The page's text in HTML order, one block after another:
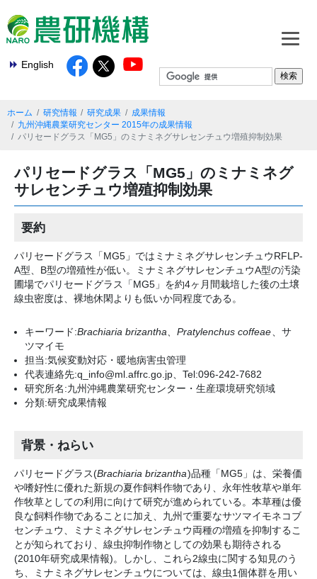
English
ホーム 研究情報 研究成果
成果情報
九州沖縄農業研究センター 2015年の成果情報
パリセードグラス「MG5」のミナミネグサレセンチュウ増殖抑制効果
パリセードグラス「MG5」のミナミネグ
サレセンチュウ増殖抑制効果
要約
パリセードグラス「MG5」ではミナミネグサレセンチュウRFLP-
A型、B型の増殖性が低い。ミナミネグサレセンチュウA型の汚染
圃場でパリセードグラス「MG5」を約4ヶ月間栽培した後の土壌
線虫密度は、裸地休閑よりも低いか同程度である。
キーワード:Brachiaria brizantha、Pratylenchus coffeae 、サ
ツマイモ
担当:気候変動対応・暖地病害虫管理
代表連絡先:q_info@ml.affrc.go.jp、Tel:096-242-7682
研究所名:九州沖縄農業研究センター・生産環境研究領域
分類:研究成果情報
背景・ねらい
パリセードグラス(Brachiaria brizantha)品種「MG5」は、栄養価
や嗜好性に優れた新規の夏作飼料作物であり、永年性牧草や単年
作牧草としての利用に向けて研究が進められている。本草種は優
良な飼料作物であることに加え、九州で重要なサツマイモネコブ
センチュウ、ミナミネグサレセンチュウ両種の増殖を抑制するこ
とが知られており、線虫抑制作物としての効果も期待される
(2010年研究成果情報)。しかし、これら2線虫に関する知見のう
ち、ミナミネグサレセンチュウについては、線虫1個体群を用い